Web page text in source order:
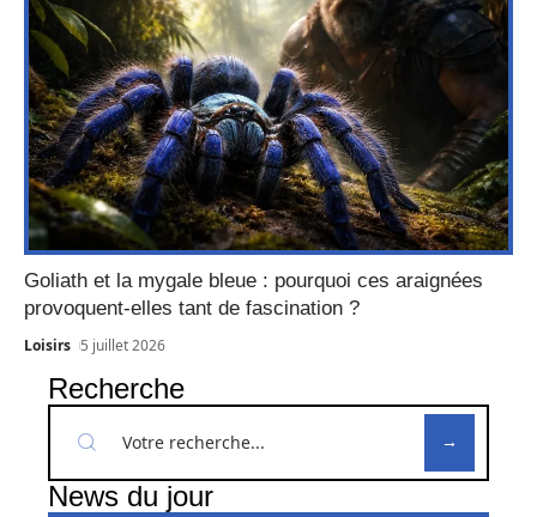
Goliath et la mygale bleue : pourquoi ces araignées
provoquent-elles tant de fascination ?
Loisirs 5 juillet 2026
Recherche
News du jour